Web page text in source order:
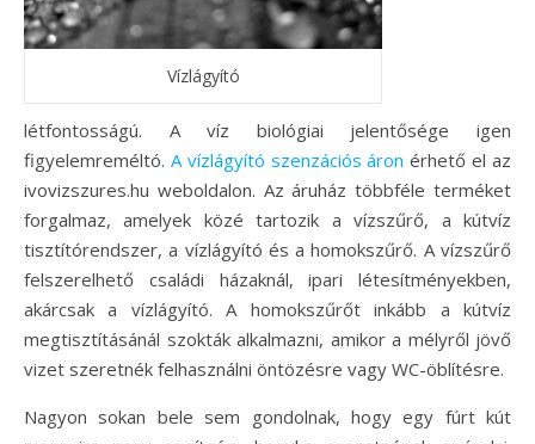
Vízlágyító
létfontosságú. A víz biológiai jelentősége igen
figyelemreméltó. A vízlágyító szenzációs áron érhető el az
ivovizszures.hu weboldalon. Az áruház többféle terméket
forgalmaz, amelyek közé tartozik a vízszűrő, a kútvíz
tisztítórendszer, a vízlágyító és a homokszűrő. A vízszűrő
felszerelhető családi házaknál, ipari létesítményekben,
akárcsak a vízlágyító. A homokszűrőt inkább a kútvíz
megtisztításánál szokták alkalmazni, amikor a mélyről jövő
vizet szeretnék felhasználni öntözésre vagy WC-öblítésre.
Nagyon sokan bele sem gondolnak, hogy egy fúrt kút